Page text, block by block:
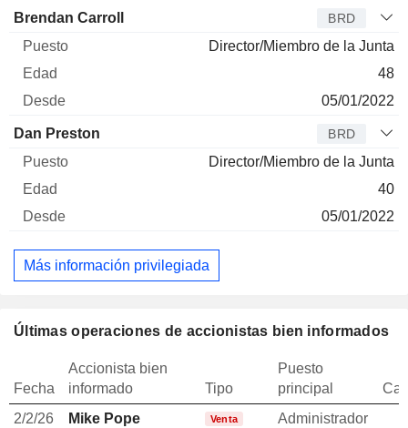
Brendan Carroll BRD
Director/Miembro de la Junta
48
05/01/2022
Dan Preston BRD
Director/Miembro de la Junta
40
05/01/2022
Más información privilegiada
Últimas operaciones de accionistas bien informados
Fecha
Accionista bien
informado
Tipo
Puesto
principal
2/2/26
Mike Pope Venta
Administrador